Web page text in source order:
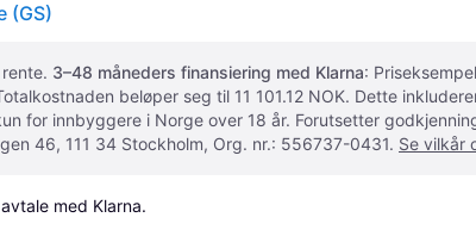
(GS)
3–48 måneders finansiering med Klarna:
beløper seg til 11 101.12 NOK. Dette
for innbyggere i Norge over 18 år. Forutsetter
46, 111 34 Stockholm, Org. nr.: 556737-0431. Se vilkår
med Klarna.